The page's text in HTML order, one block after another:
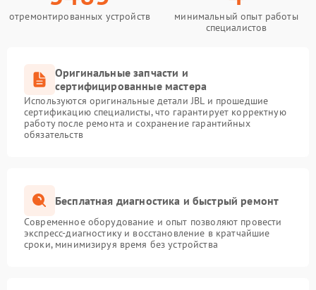
отремонтированных устройств
минимальный опыт работы
специалистов
Оригинальные запчасти и
сертифицированные мастера
Используются оригинальные детали JBL и прошедшие
сертификацию специалисты, что гарантирует корректную
работу после ремонта и сохранение гарантийных
обязательств
Бесплатная диагностика и быстрый ремонт
Современное оборудование и опыт позволяют провести
экспресс-диагностику и восстановление в кратчайшие
сроки, минимизируя время без устройства